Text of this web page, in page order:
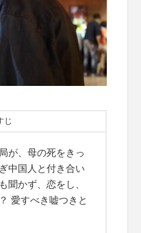
じ
が、母の死をきっ
中国人と付き合い
聞かず、恋をし、
愛すべき嘘つきと